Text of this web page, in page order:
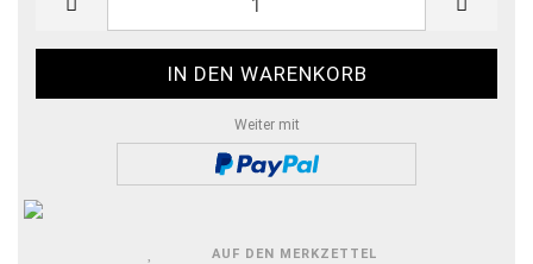
Weiter mit
AUF DEN MERKZETTEL